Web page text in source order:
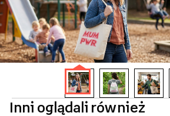
Inni oglądali również